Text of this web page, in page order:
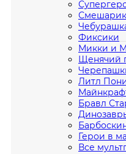
Фиксики
Микки и
Щенячий
Литл
Бравл
Герои в
Все